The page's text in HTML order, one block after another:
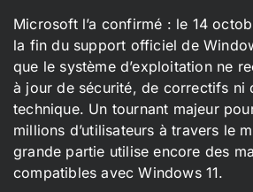
Microsoft l’a confirmé : le 14
la fin du support officiel de
que le système d’exploitation ne
à jour de sécurité, de correctifs ni
technique. Un tournant majeur
millions d’utilisateurs à travers le
grande partie utilise encore des
compatibles avec Windows 11.